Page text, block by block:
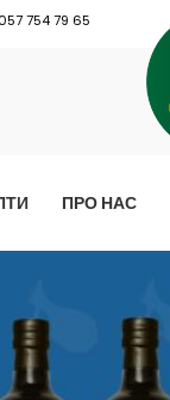
754 79 65
ПРО НАС